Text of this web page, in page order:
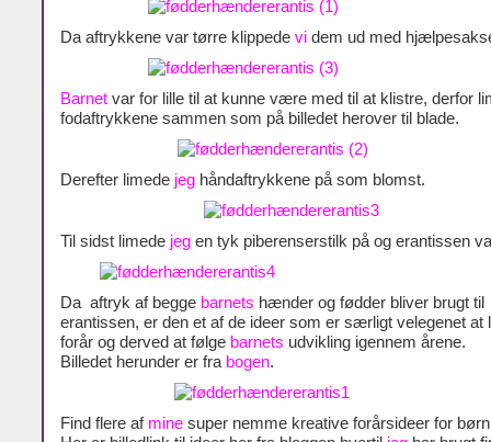
Da aftrykkene var tørre klippede vi dem ud med
Barnet var for lille til at kunne være med til at klistre, derfor
fodaftrykkene sammen som på billedet herover til blade.
Derefter limede jeg håndaftrykkene på som blomst.
Til sidst limede jeg en tyk piberenserstilk på og erantissen
Da aftryk af begge barnets hænder og fødder bliver brugt til
erantissen, er den et af de ideer som er særligt velegenet at
forår og derved at følge barnets udvikling igennem årene.
Billedet herunder er fra bogen.
Find flere af mine super nemme kreative forårsideer for